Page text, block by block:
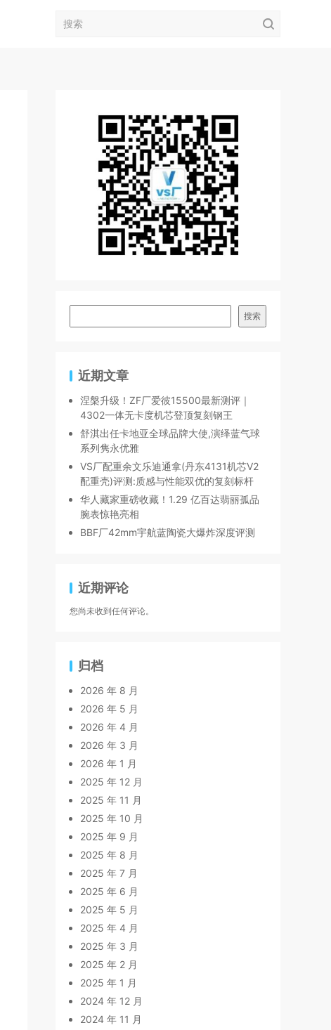
搜索
近期文章
涅槃升级！ZF厂爱彼15500最新测评｜
4302一体无卡度机芯登顶复刻钢王
舒淇出任卡地亚全球品牌大使,演绎蓝气球
系列隽永优雅
VS厂配重余文乐迪通拿(丹东4131机芯V2
配重壳)评测:质感与性能双优的复刻标杆
华人藏家重磅收藏！1.29 亿百达翡丽孤品
腕表惊艳亮相
BBF厂42mm宇航蓝陶瓷大爆炸深度评测
近期评论
您尚未收到任何评论。
归档
2026 年 8 月
2026 年 5 月
2026 年 4 月
2026 年 3 月
2026 年 1 月
2025 年 12 月
2025 年 11 月
2025 年 10 月
2025 年 9 月
2025 年 8 月
2025 年 7 月
2025 年 6 月
2025 年 5 月
2025 年 4 月
2025 年 3 月
2025 年 2 月
2025 年 1 月
2024 年 12 月
2024 年 11 月